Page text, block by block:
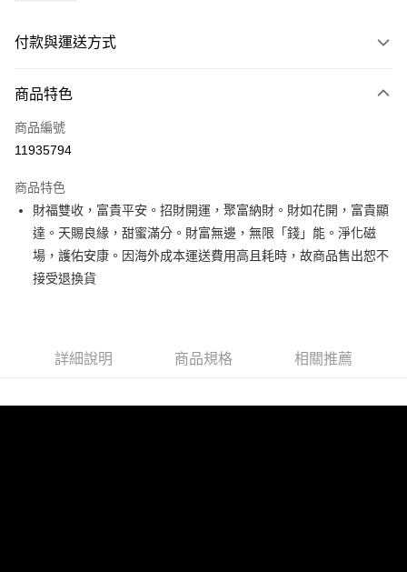
付款與運送方式
信用卡一次付款
Apple Pay
運送方式
海外國際空運 查看運費
商品特色
商品編號
11935794
商品特色
財福雙收，富貴平安。招財開運，聚富納財。財如花開，富貴顯
達。天賜良緣，甜蜜滿分。財富無邊，無限「錢」能。淨化磁
場，護佑安康。因海外成本運送費用高且耗時，故商品售出恕不
接受退換貨
詳細說明 商品規格 相關推薦